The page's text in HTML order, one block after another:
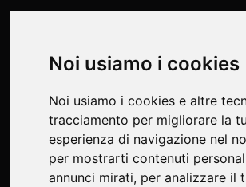
Noi usiamo i cookies
Noi usiamo i cookies e altre
tracciamento per migliorare la
esperienza di navigazione nel
per mostrarti contenuti
annunci mirati, per analizzare il
Sulle tracce di
CESARE
Visita guidata itinerante PER BAMBINI